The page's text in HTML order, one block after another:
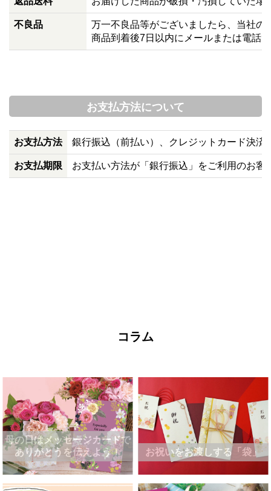
不良品
万一不良品等がございましたら、当社
商品到着後7日以内にメールまたは電話
お支払方法について
お支払方法 銀行振込（前払い）、クレジットカード決
お支払期限 お支払い方法が「銀行振込」をご利用のお
コラム
母の日はメッセージカードで
ありがとうを伝えよう！
お祝いをお渡しする「袋」